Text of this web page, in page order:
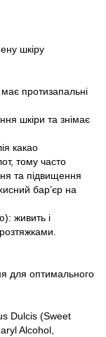
шкіру
протизапальні
шкіри та знімає
какао
тому часто
та підвищення
бар’єр на
живить і
для оптимального
Dulcis (Sweet
Alcohol,